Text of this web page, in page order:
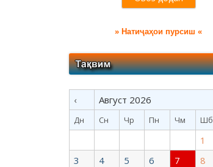
» Натиҷаҳои пурсиш «
‹ Август 2026
Дн Сн Чр Пн Чм Шб
1
3
4 5 6 7 8